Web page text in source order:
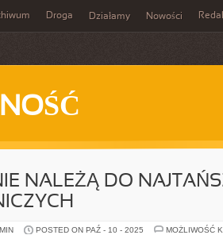
Droga Działamy Nowości
NALEŻĄ DO
POSTED ON PAŹ - 10 - 2025
MOŻLIWOŚĆ